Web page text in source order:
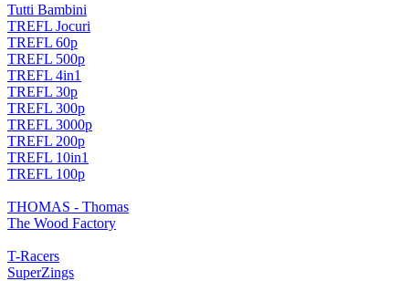
Tutti Bambini
TREFL Jocuri
TREFL 60p
TREFL 500p
TREFL 4in1
TREFL 30p
TREFL 300p
TREFL 3000p
TREFL 200p
TREFL 10in1
TREFL 100p
THOMAS - Thomas
The Wood Factory
T-Racers
SuperZings